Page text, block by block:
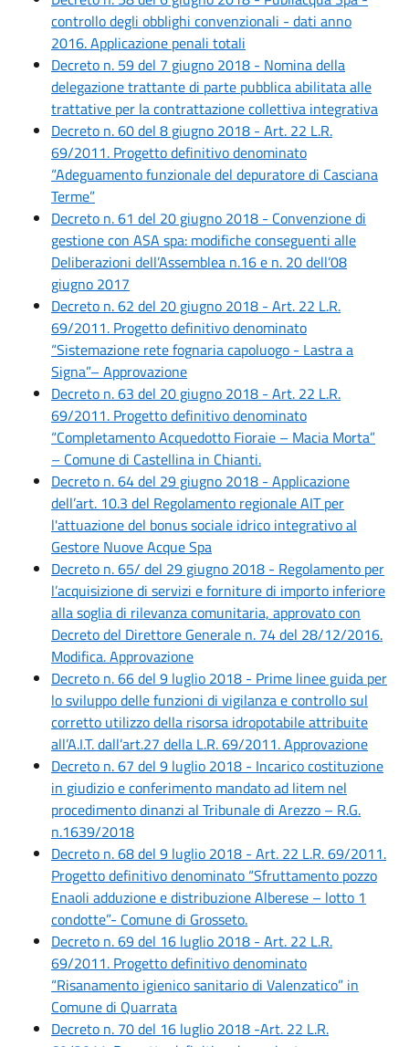
controllo degli obblighi convenzionali - dati anno
2016. Applicazione penali totali
Decreto n. 59 del 7 giugno 2018 - Nomina della
delegazione trattante di parte pubblica abilitata alle
trattative per la contrattazione collettiva integrativa
Decreto n. 60 del 8 giugno 2018 - Art. 22 L.R.
69/2011. Progetto definitivo denominato
“Adeguamento funzionale del depuratore di Casciana
Terme”
Decreto n. 61 del 20 giugno 2018 - Convenzione di
gestione con ASA spa: modifiche conseguenti alle
Deliberazioni dell’Assemblea n.16 e n. 20 dell’08
giugno 2017
Decreto n. 62 del 20 giugno 2018 - Art. 22 L.R.
69/2011. Progetto definitivo denominato
“Sistemazione rete fognaria capoluogo - Lastra a
Signa”– Approvazione
Decreto n. 63 del 20 giugno 2018 - Art. 22 L.R.
69/2011. Progetto definitivo denominato
“Completamento Acquedotto Fioraie – Macia Morta”
– Comune di Castellina in Chianti.
Decreto n. 64 del 29 giugno 2018 - Applicazione
dell’art. 10.3 del Regolamento regionale AIT per
l'attuazione del bonus sociale idrico integrativo al
Gestore Nuove Acque Spa
Decreto n. 65/ del 29 giugno 2018 - Regolamento per
l’acquisizione di servizi e forniture di importo inferiore
alla soglia di rilevanza comunitaria, approvato con
Decreto del Direttore Generale n. 74 del 28/12/2016.
Modifica. Approvazione
Decreto n. 66 del 9 luglio 2018 - Prime linee guida per
lo sviluppo delle funzioni di vigilanza e controllo sul
corretto utilizzo della risorsa idropotabile attribuite
all’A.I.T. dall’art.27 della L.R. 69/2011. Approvazione
Decreto n. 67 del 9 luglio 2018 - Incarico costituzione
in giudizio e conferimento mandato ad litem nel
procedimento dinanzi al Tribunale di Arezzo – R.G.
n.1639/2018
Decreto n. 68 del 9 luglio 2018 - Art. 22 L.R. 69/2011.
Progetto definitivo denominato “Sfruttamento pozzo
Enaoli adduzione e distribuzione Alberese – lotto 1
condotte”- Comune di Grosseto.
Decreto n. 69 del 16 luglio 2018 - Art. 22 L.R.
69/2011. Progetto definitivo denominato
“Risanamento igienico sanitario di Valenzatico” in
Comune di Quarrata
Decreto n. 70 del 16 luglio 2018 -Art. 22 L.R.